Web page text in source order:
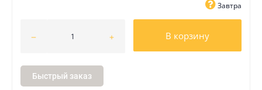
Завтра
В корзину
Быстрый заказ